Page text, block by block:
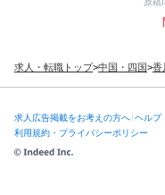
原稿
求人・転職トップ>中国・四国>香
求人広告掲載をお考えの方へ ヘルプ
利用規約・プライバシーポリシー